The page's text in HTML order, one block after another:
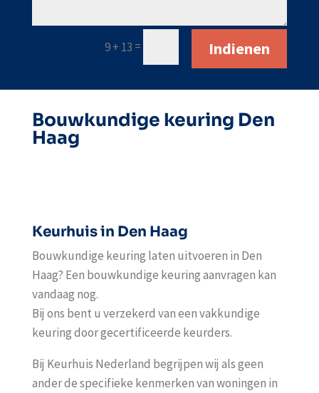
9 + 13 = Indienen
Bouwkundige keuring Den
Haag
Keurhuis in Den Haag
Bouwkundige keuring laten uitvoeren in Den
Haag? Een bouwkundige keuring aanvragen kan
vandaag nog.
Bij ons bent u verzekerd van een vakkundige
keuring door gecertificeerde keurders.
Bij Keurhuis Nederland begrijpen wij als geen
ander de specifieke kenmerken van woningen in